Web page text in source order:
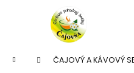
Domov ČAJOVÝ A KÁVOVÝ
Späť
obchodu
Späť
obchodu